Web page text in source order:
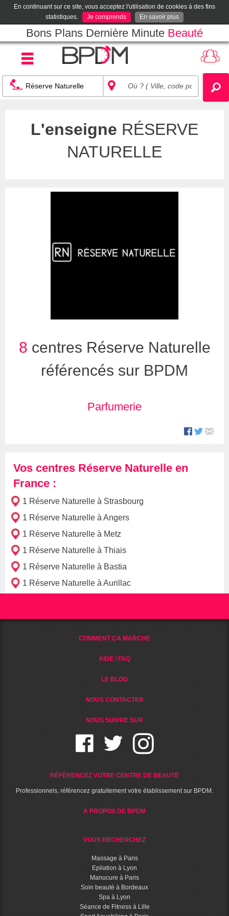
En continuant sur ce site, vous acceptez l'utilisation de cookies à des fins
statistiques.
Je comprends En savoir plus
Bons Plans Dernière Minute Beauté
L'enseigne RÉSERVE
NATURELLE
8 centres Réserve Naturelle
référencés sur BPDM
Parfumerie
Vos centres Réserve Naturelle en
France :
1 Réserve Naturelle à Strasbourg
1 Réserve Naturelle à Angers
1 Réserve Naturelle à Metz
1 Réserve Naturelle à Thiais
1 Réserve Naturelle à Bastia
1 Réserve Naturelle à Aurillac
COMMENT ÇA MARCHE
AIDE / FAQ
LE BLOG
NOUS CONTACTER
NOUS SUIVRE SUR
RÉFÉRENCEZ VOTRE CENTRE DE BEAUTÉ
Professionnels, référencez gratuitement votre établissement sur BPDM.
A PROPOS DE BPDM
VOUS RECHERCHEZ
Massage à Paris
Epilation à Lyon
Manucure à Paris
Soin beauté à Bordeaux
Spa à Lyon
Séance de Fitness à Lille